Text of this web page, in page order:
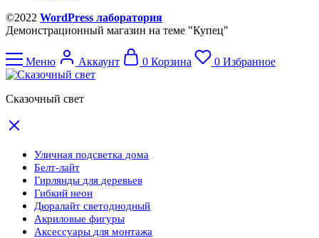
©2022 WordPress лаборатория
Демонстрационный магазин на теме "Купец"
Меню Аккаунт 0 Корзина 0 Избранное
Сказочный свет
Уличная подсветка дома
Белт-лайт
Гирлянды для деревьев
Гибкий неон
Дюралайт светодиодный
Акриловые фигуры
Аксессуары для монтажа